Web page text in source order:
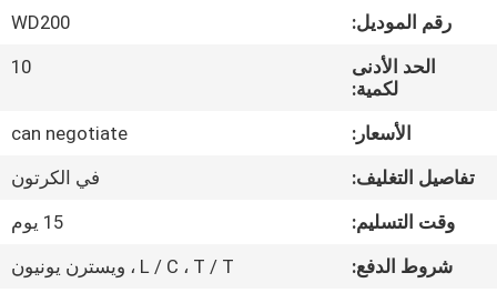
المصنع
الجودة
اتصل
رقم الموديل:
WD200
الحد الأدنى
لكمية:
10
الأسعار:
can negotiate
تفاصيل التغليف:
في الكرتون
وقت التسليم:
15 يوم
شروط الدفع:
L / C ، T / T ، ويسترن يونيون